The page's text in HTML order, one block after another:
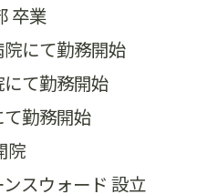
卒業
にて勤務開始
て勤務開始
勤務開始
院
スウォード 設立